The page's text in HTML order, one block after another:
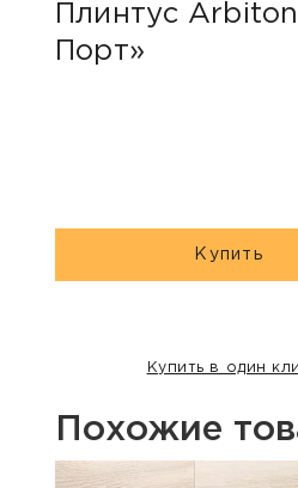
Плинтус
Порт»
Купить
Купить в один
Похожие